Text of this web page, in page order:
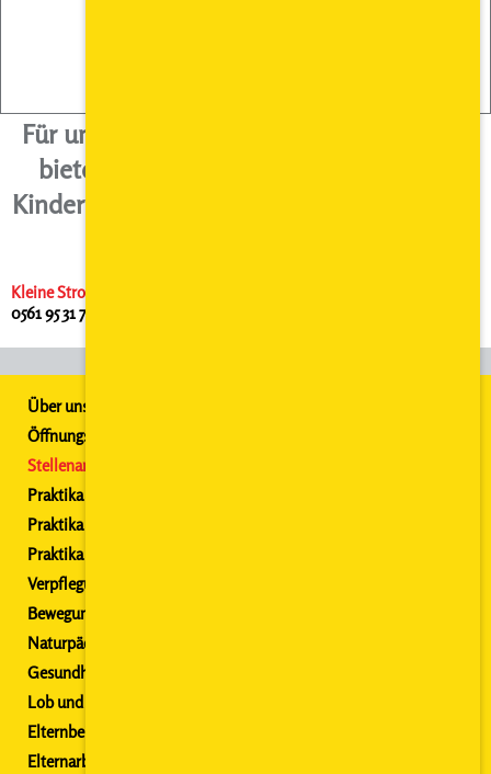
Für uns stehen Ihre Kinder im Fokus. Wir
bieten umfangreiche Angebote in der
Kinderbetreuung. Familie & Beruf sind mit
Kleine Stromer GmbH
0561 95 31 700
Über uns
Öffnungszeiten
Stellenangebote
Praktika Schule Kassel
Praktika Uni Kassel
Praktika Fulda
Verpflegung
Bewegung
Naturpädagogik
Gesundheit
Lob und Tadel
Elternbeirat
Elternarbeit